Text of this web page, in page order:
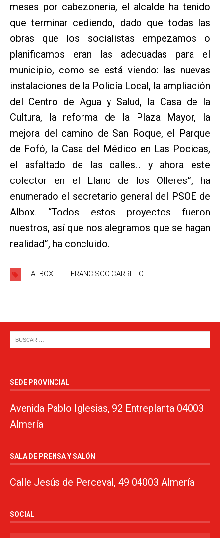
meses por cabezonería, el alcalde ha tenido
que terminar cediendo, dado que todas las
obras que los socialistas empezamos o
planificamos eran las adecuadas para el
municipio, como se está viendo: las nuevas
instalaciones de la Policía Local, la ampliación
del Centro de Agua y Salud, la Casa de la
Cultura, la reforma de la Plaza Mayor, la
mejora del camino de San Roque, el Parque
de Fofó, la Casa del Médico en Las Pocicas,
el asfaltado de las calles… y ahora este
colector en el Llano de los Olleres”, ha
enumerado el secretario general del PSOE de
Albox. “Todos estos proyectos fueron
nuestros, así que nos alegramos que se hagan
realidad”, ha concluido.
ALBOX FRANCISCO CARRILLO
SEDE PROVINCIAL
Avenida Pablo Iglesias, 92 Entreplanta 04003
Almería
SALA DE PRENSA Y SALÓN
Calle Jesús de Perceval, 49 04003 Almería
SOCIAL